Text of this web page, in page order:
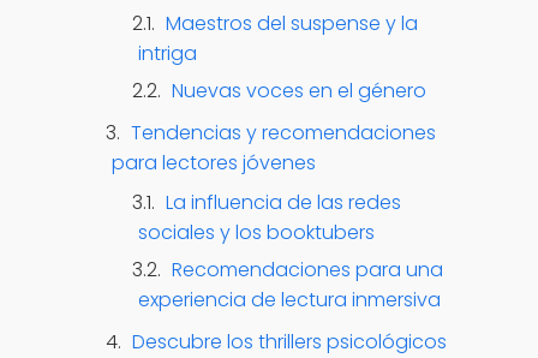
Maestros del suspense y la
intriga
Nuevas voces en el género
Tendencias y recomendaciones
para lectores jóvenes
La influencia de las redes
sociales y los booktubers
Recomendaciones para una
experiencia de lectura inmersiva
Descubre los thrillers psicológicos